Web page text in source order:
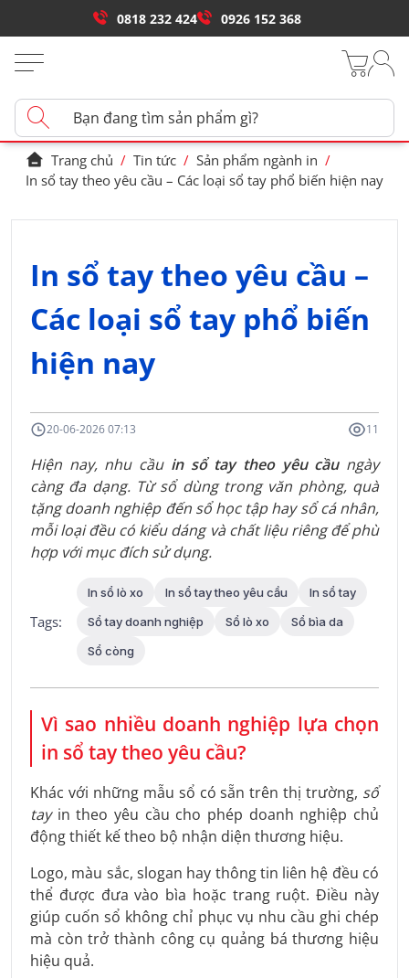
0818 232 424 0926 152 368
Trang chủ / Tin tức / Sản phẩm ngành in /
In sổ tay theo yêu cầu – Các loại sổ tay phổ biến hiện nay
In sổ tay theo yêu cầu –
Các loại sổ tay phổ biến
hiện nay
20-06-2026 07:13 11
Hiện nay, nhu cầu in sổ tay theo yêu cầungày
càng đa dạng. Từ sổ dùng trong văn phòng, quà
tặng doanh nghiệp đến sổ học tập hay sổ cá nhân,
mỗi loại đều có kiểu dáng và chất liệu riêng để phù
hợp với mục đích sử dụng.
Tags:
In sổ lò xo In sổ tay theo yêu cầu
In sổ tay
Sổ tay doanh nghiệp
Sổ lò xo
Sổ bìa da
Sổ còng
Vì sao nhiều doanh nghiệp lựa chọn
in sổ tay theo yêu cầu?
Khác với những mẫu sổ có sẵn trên thị trường, sổ
tay in theo yêu cầu cho phép doanh nghiệp chủ
động thiết kế theo bộ nhận diện thương hiệu.
Logo, màu sắc, slogan hay thông tin liên hệ đều có
thể được đưa vào bìa hoặc trang ruột. Điều này
giúp cuốn sổ không chỉ phục vụ nhu cầu ghi chép
mà còn trở thành công cụ quảng bá thương hiệu
hiệu quả.